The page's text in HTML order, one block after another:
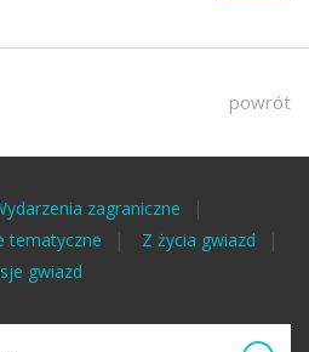
powrót
zagraniczne
tematyczne
Z życia gwiazd
gwiazd